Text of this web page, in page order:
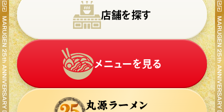
店舗を探す
メニューを見る